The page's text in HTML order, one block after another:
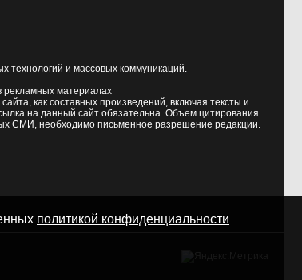
технологий и массовых коммуникаций.
рекламных материалах
как составных произведений, включая тексты и
на данный сайт обязательна. Объем цитирования
СМИ, необходимо письменное разрешение редакции.
политикой конфиденциальности